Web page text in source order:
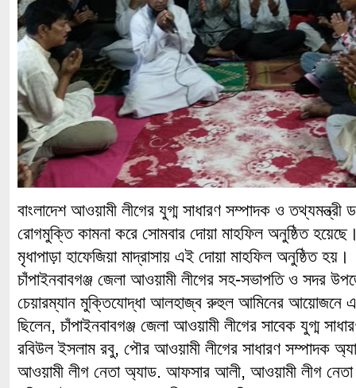
বাংলাদেশ আওয়ামী লীগের যুগ্ম সাধারণ সম্পাদক ও
রোগমুক্তি কামনা করে সোমবার দোয়া মাহফিল অনুষ্ঠিত হয়েছে।
মৃধাপাড়া হাফেজিয়া মাদ্রাসায় এই দোয়া মাহফিল অনুষ্ঠিত হয়।
চাঁপাইনবাবগঞ্জ জেলা আওয়ামী লীগের সহ-সভাপতি ও সদর
চেয়ারম্যান মুক্তিযোদ্ধা আলহাজ্ব রুহুল আমিনের আয়োজনে
ছিলেন, চাঁপাইনবাবগঞ্জ জেলা আওয়ামী লীগের সাবেক যুগ্ম
রবিউল ইসলাম রবু, পৌর আওয়ামী লীগের সাধারণ সম্পাদক
আওয়ামী লীগ নেতা অ্যাড. আফসার আলী, আওয়ামী লীগ